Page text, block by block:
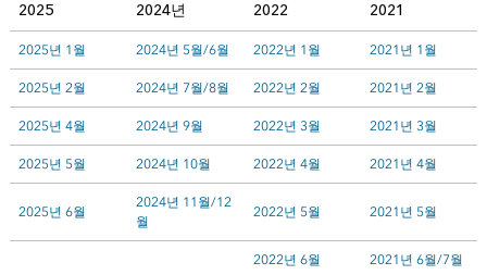
2025 2024년 2022 2021
2025년 1월 2024년 5월/6월 2022년 1월 2021년 1월
2025년 2월 2024년 7월/8월 2022년 2월 2021년 2월
2025년 4월 2024년 9월 2022년 3월 2021년 3월
2025년 5월 2024년 10월 2022년 4월 2021년 4월
2025년 6월
2024년 11월/12
월
2022년 5월 2021년 5월
2022년 6월 2021년 6월/7월